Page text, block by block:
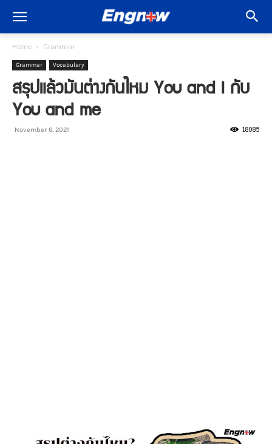
Home Grammar
Grammar Vocabulary
สรุปแล้วมันต่างกันไหม You and I กับ
You and me
November 6, 2021 18085